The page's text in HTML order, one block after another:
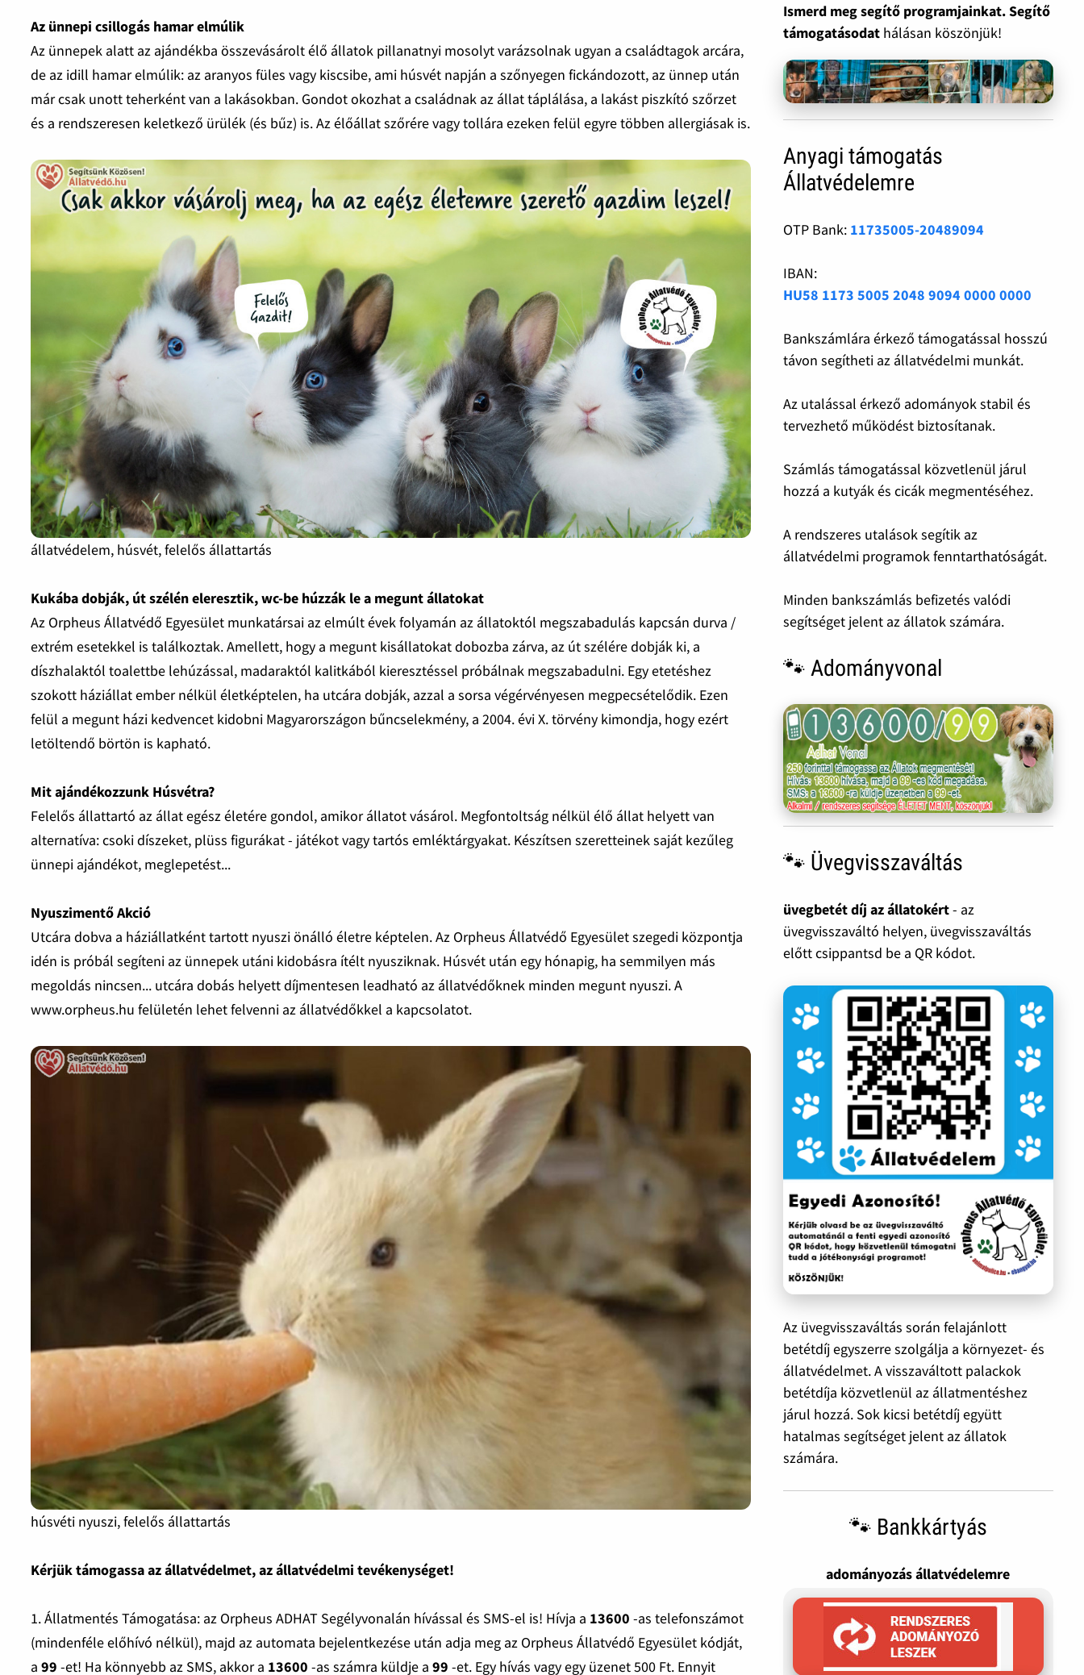
Az ünnepi csillogás hamar elmúlik
Az ünnepek alatt az ajándékba összevásárolt élő állatok pillanatnyi mosolyt varázsolnak ugyan a családtagok arcára,
de az idill hamar elmúlik: az aranyos füles vagy kiscsibe, ami húsvét napján a szőnyegen fickándozott, az ünnep után
már csak unott teherként van a lakásokban. Gondot okozhat a családnak az állat táplálása, a lakást piszkító szőrzet
és a rendszeresen keletkező ürülék (és bűz) is. Az élőállat szőrére vagy tollára ezeken felül egyre többen allergiásak is.
állatvédelem, húsvét, felelős állattartás
Kukába dobják, út szélén eleresztik, wc-be húzzák le a megunt állatokat
Az Orpheus Állatvédő Egyesület munkatársai az elmúlt évek folyamán az állatoktól megszabadulás kapcsán durva /
extrém esetekkel is találkoztak. Amellett, hogy a megunt kisállatokat dobozba zárva, az út szélére dobják ki, a
díszhalaktól toalettbe lehúzással, madaraktól kalitkából kieresztéssel próbálnak megszabadulni. Egy etetéshez
szokott háziállat ember nélkül életképtelen, ha utcára dobják, azzal a sorsa végérvényesen megpecsételődik. Ezen
felül a megunt házi kedvencet kidobni Magyarországon bűncselekmény, a 2004. évi X. törvény kimondja, hogy ezért
letöltendő börtön is kapható.
Mit ajándékozzunk Húsvétra?
Felelős állattartó az állat egész életére gondol, amikor állatot vásárol. Megfontoltság nélkül élő állat helyett van
alternatíva: csoki díszeket, plüss figurákat - játékot vagy tartós emléktárgyakat. Készítsen szeretteinek saját kezűleg
ünnepi ajándékot, meglepetést...
Nyuszimentő Akció
Utcára dobva a háziállatként tartott nyuszi önálló életre képtelen. Az Orpheus Állatvédő Egyesület szegedi központja
idén is próbál segíteni az ünnepek utáni kidobásra ítélt nyusziknak. Húsvét után egy hónapig, ha semmilyen más
megoldás nincsen... utcára dobás helyett díjmentesen leadható az állatvédőknek minden megunt nyuszi. A
www.orpheus.hu felületén lehet felvenni az állatvédőkkel a kapcsolatot.
húsvéti nyuszi, felelős állattartás
Kérjük támogassa az állatvédelmet, az állatvédelmi tevékenységet!
1. Állatmentés Támogatása: az Orpheus ADHAT Segélyvonalán hívással és SMS-el is! Hívja a 13600 -as telefonszámot
(mindenféle előhívó nélkül), majd az automata bejelentkezése után adja meg az Orpheus Állatvédő Egyesület kódját,
a99 -et! Ha könnyebb az SMS, akkor a 13600 -as számra küldje a99 -et. Egy hívás vagy egy üzenet 500 Ft. Ennyit
Ismerd meg segítő programjainkat. Segítő
támogatásodat hálásan köszönjük!
Anyagi támogatás
Állatvédelemre
OTP Bank: 11735005-20489094
IBAN:
HU58 1173 5005 2048 9094 0000 0000
Bankszámlára érkező támogatással hosszú
távon segítheti az állatvédelmi munkát.
Az utalással érkező adományok stabil és
tervezhető működést biztosítanak.
Számlás támogatással közvetlenül járul
hozzá a kutyák és cicák megmentéséhez.
A rendszeres utalások segítik az
állatvédelmi programok fenntarthatóságát.
Minden bankszámlás befizetés valódi
segítséget jelent az állatok számára.
🐾 Adományvonal
🐾 Üvegvisszaváltás
üvegbetét díj az állatokért- az
üvegvisszaváltó helyen, üvegvisszaváltás
előtt csippantsd be a QR kódot.
Az üvegvisszaváltás során felajánlott
betétdíj egyszerre szolgálja a környezet- és
állatvédelmet. A visszaváltott palackok
betétdíja közvetlenül az állatmentéshez
járul hozzá. Sok kicsi betétdíj együtt
hatalmas segítséget jelent az állatok
számára.
🐾 Bankkártyás
adományozás állatvédelemre